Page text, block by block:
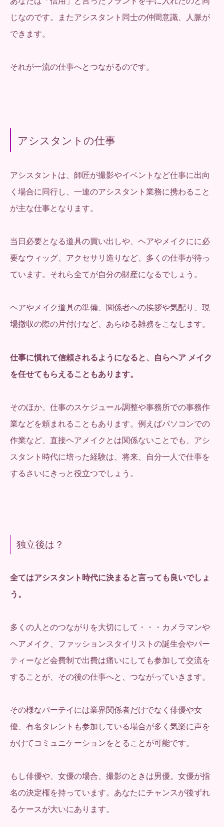
じなのです。またアシスタント同士の仲間意識、人脈が
できます。
それが一流の仕事へとつながるのです。
アシスタントの仕事
アシスタントは、師匠が撮影やイベントなど仕事に出向
く場合に同行し、一連のアシスタント業務に携わること
が主な仕事となります。
当日必要となる道具の買い出しや、ヘアやメイクにに必
要なウィッグ、アクセサリ造りなど、多くの仕事が待っ
ています。それら全てが自分の財産になるでしょう。
ヘアやメイク道具の準備、関係者への挨拶や気配り、現
場撤収の際の片付けなど、あらゆる雑務をこなします。
仕事に慣れて信頼されるようになると、自らヘア メイク
を任せてもらえることもあります。
そのほか、仕事のスケジュール調整や事務所での事務作
業などを頼まれることもあります。例えばパソコンでの
作業など、直接ヘアメイクとは関係ないことでも、アシ
スタント時代に培った経験は、将来、自分一人で仕事を
するさいにきっと役立つでしょう。
独立後は？
全てはアシスタント時代に決まると言っても良いでしょ
う。
多くの人とのつながりを大切にして・・・カメラマンや
ヘアメイク、ファッションスタイリストの誕生会やパー
ティーなど会費制で出費は痛いにしても参加して交流を
することが、その後の仕事へと、つながっていきます。
その様なパーテイには業界関係者だけでなく俳優や女
優、有名タレントも参加している場合が多く気楽に声を
かけてコミュニケーションをとることが可能です。
もし俳優や、女優の場合、撮影のときは男優。女優が指
名の決定権を持っています。あなたにチャンスが後ずれ
るケースが大いにあります。